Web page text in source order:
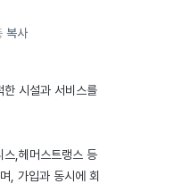
복사
시설과 서비스를
,헤머스트랭스 등
, 가입과 동시에 회